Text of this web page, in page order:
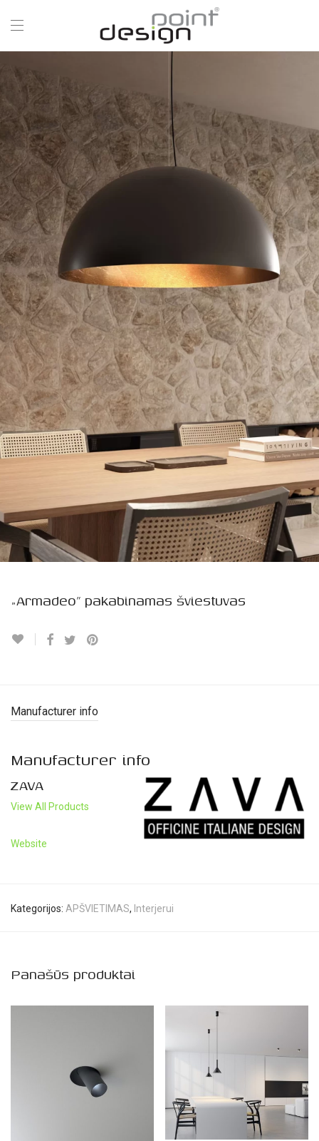
„Armadeo” pakabinamas šviestuvas
Manufacturer info
Manufacturer info
ZAVA
View All Products
Website
Kategorijos: APŠVIETIMAS, Interjerui
Panašūs produktai